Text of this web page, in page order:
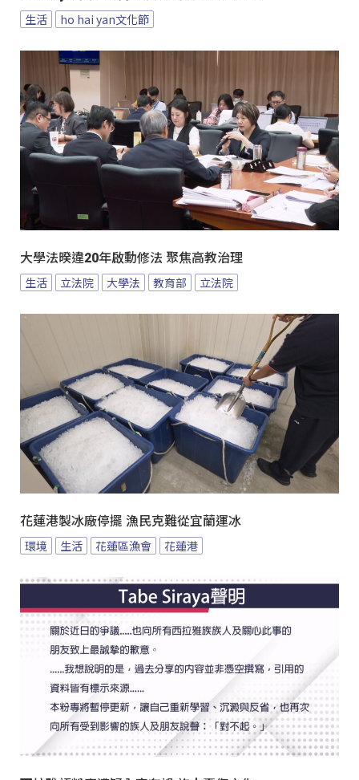
生活 ho hai yan文化節
大學法暌違20年啟動修法 聚焦高教治理
生活 立法院 大學法 教育部 立法院
花蓮港製冰廠停擺 漁民克難從宜蘭運冰
環境 生活 花蓮區漁會 花蓮港